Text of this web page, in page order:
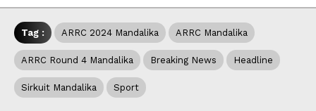
Tag : ARRC 2024 Mandalika ARRC Mandalika
ARRC Round 4 Mandalika Breaking News Headline
Sirkuit Mandalika Sport